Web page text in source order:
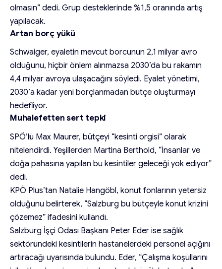
olmasın” dedi. Grup desteklerinde %1,5 oranında artış
yapılacak.
Artan borç yükü
Schwaiger, eyaletin mevcut borcunun 2,1 milyar avro
olduğunu, hiçbir önlem alınmazsa 2030’da bu rakamın
4,4 milyar avroya ulaşacağını söyledi. Eyalet yönetimi,
2030’a kadar yeni borçlanmadan bütçe oluşturmayı
hedefliyor.
Muhalefetten sert tepki
SPÖ’lü Max Maurer, bütçeyi “kesinti orgisi” olarak
nitelendirdi. Yeşillerden Martina Berthold, “İnsanlar ve
doğa pahasına yapılan bu kesintiler geleceği yok ediyor”
dedi.
KPÖ Plus’tan Natalie Hangöbl, konut fonlarının yetersiz
olduğunu belirterek, “Salzburg bu bütçeyle konut krizini
çözemez” ifadesini kullandı.
Salzburg İşçi Odası Başkanı Peter Eder ise sağlık
sektöründeki kesintilerin hastanelerdeki personel açığını
artıracağı uyarısında bulundu. Eder, “Çalışma koşullarını